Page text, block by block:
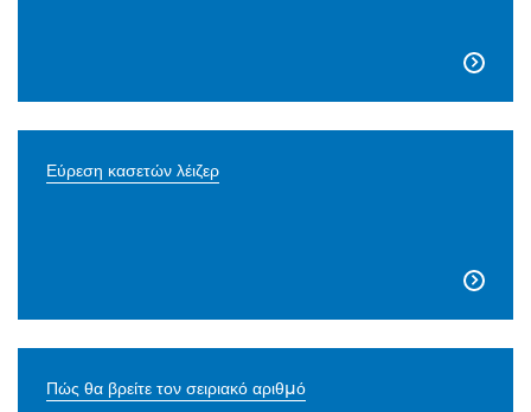

Εύρεση κασετών λέιζερ

Πώς θα βρείτε τον σειριακό αριθμό